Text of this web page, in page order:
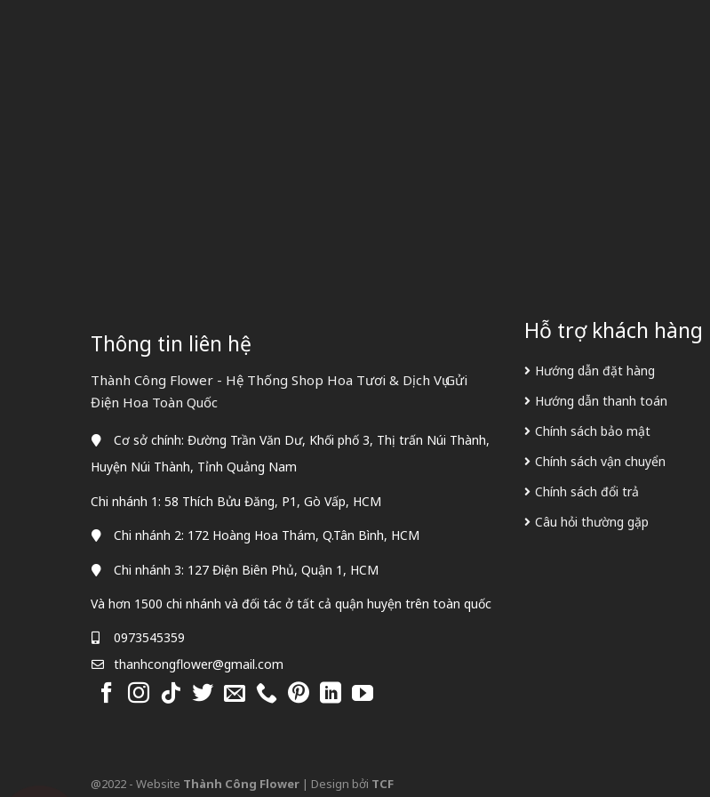
Thông tin liên hệ
Thành Công Flower - Hệ Thống Shop Hoa Tươi & Dịch Vụ Gửi
Điện Hoa Toàn Quốc
Cơ sở chính: Đường Trần Văn Dư, Khối phố 3, Thị trấn Núi Thành,
Huyện Núi Thành, Tỉnh Quảng Nam
Chi nhánh 1: 58 Thích Bửu Đăng, P1, Gò Vấp, HCM
Chi nhánh 2: 172 Hoàng Hoa Thám, Q.Tân Bình, HCM
Chi nhánh 3: 127 Điện Biên Phủ, Quận 1, HCM
Và hơn 1500 chi nhánh và đối tác ở tất cả quận huyện trên toàn quốc
0973545359
thanhcongflower@gmail.com
Hỗ trợ khách hàng
Hướng dẫn đặt hàng
Hướng dẫn thanh toán
Chính sách bảo mật
Chính sách vận chuyển
Chính sách đổi trả
Câu hỏi thường gặp
@2022 - Website Thành Công Flower | Design bởi TCF